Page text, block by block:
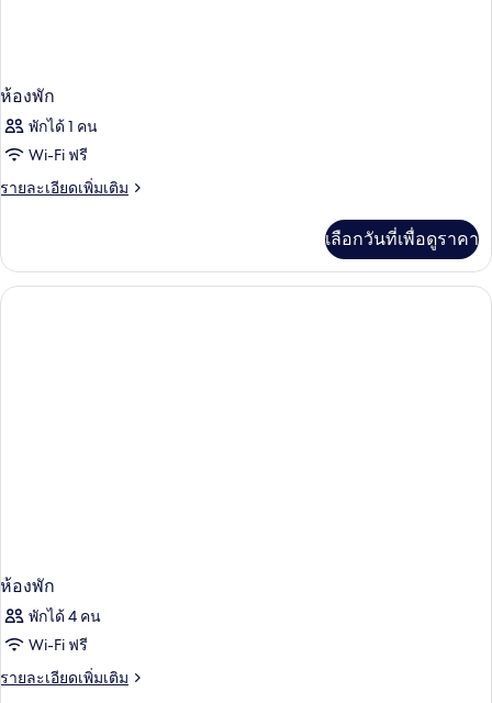
ห้องพัก
พักได้ 1 คน
Wi-Fi ฟรี
รายละเอียดเพิ่มเติม
ราย
เกี่ยว
กับ
ห้อง
เลือกวันที่เพื่อดูราคา
ห้องพัก
พักได้ 4 คน
Wi-Fi ฟรี
รายละเอียดเพิ่มเติม
ราย